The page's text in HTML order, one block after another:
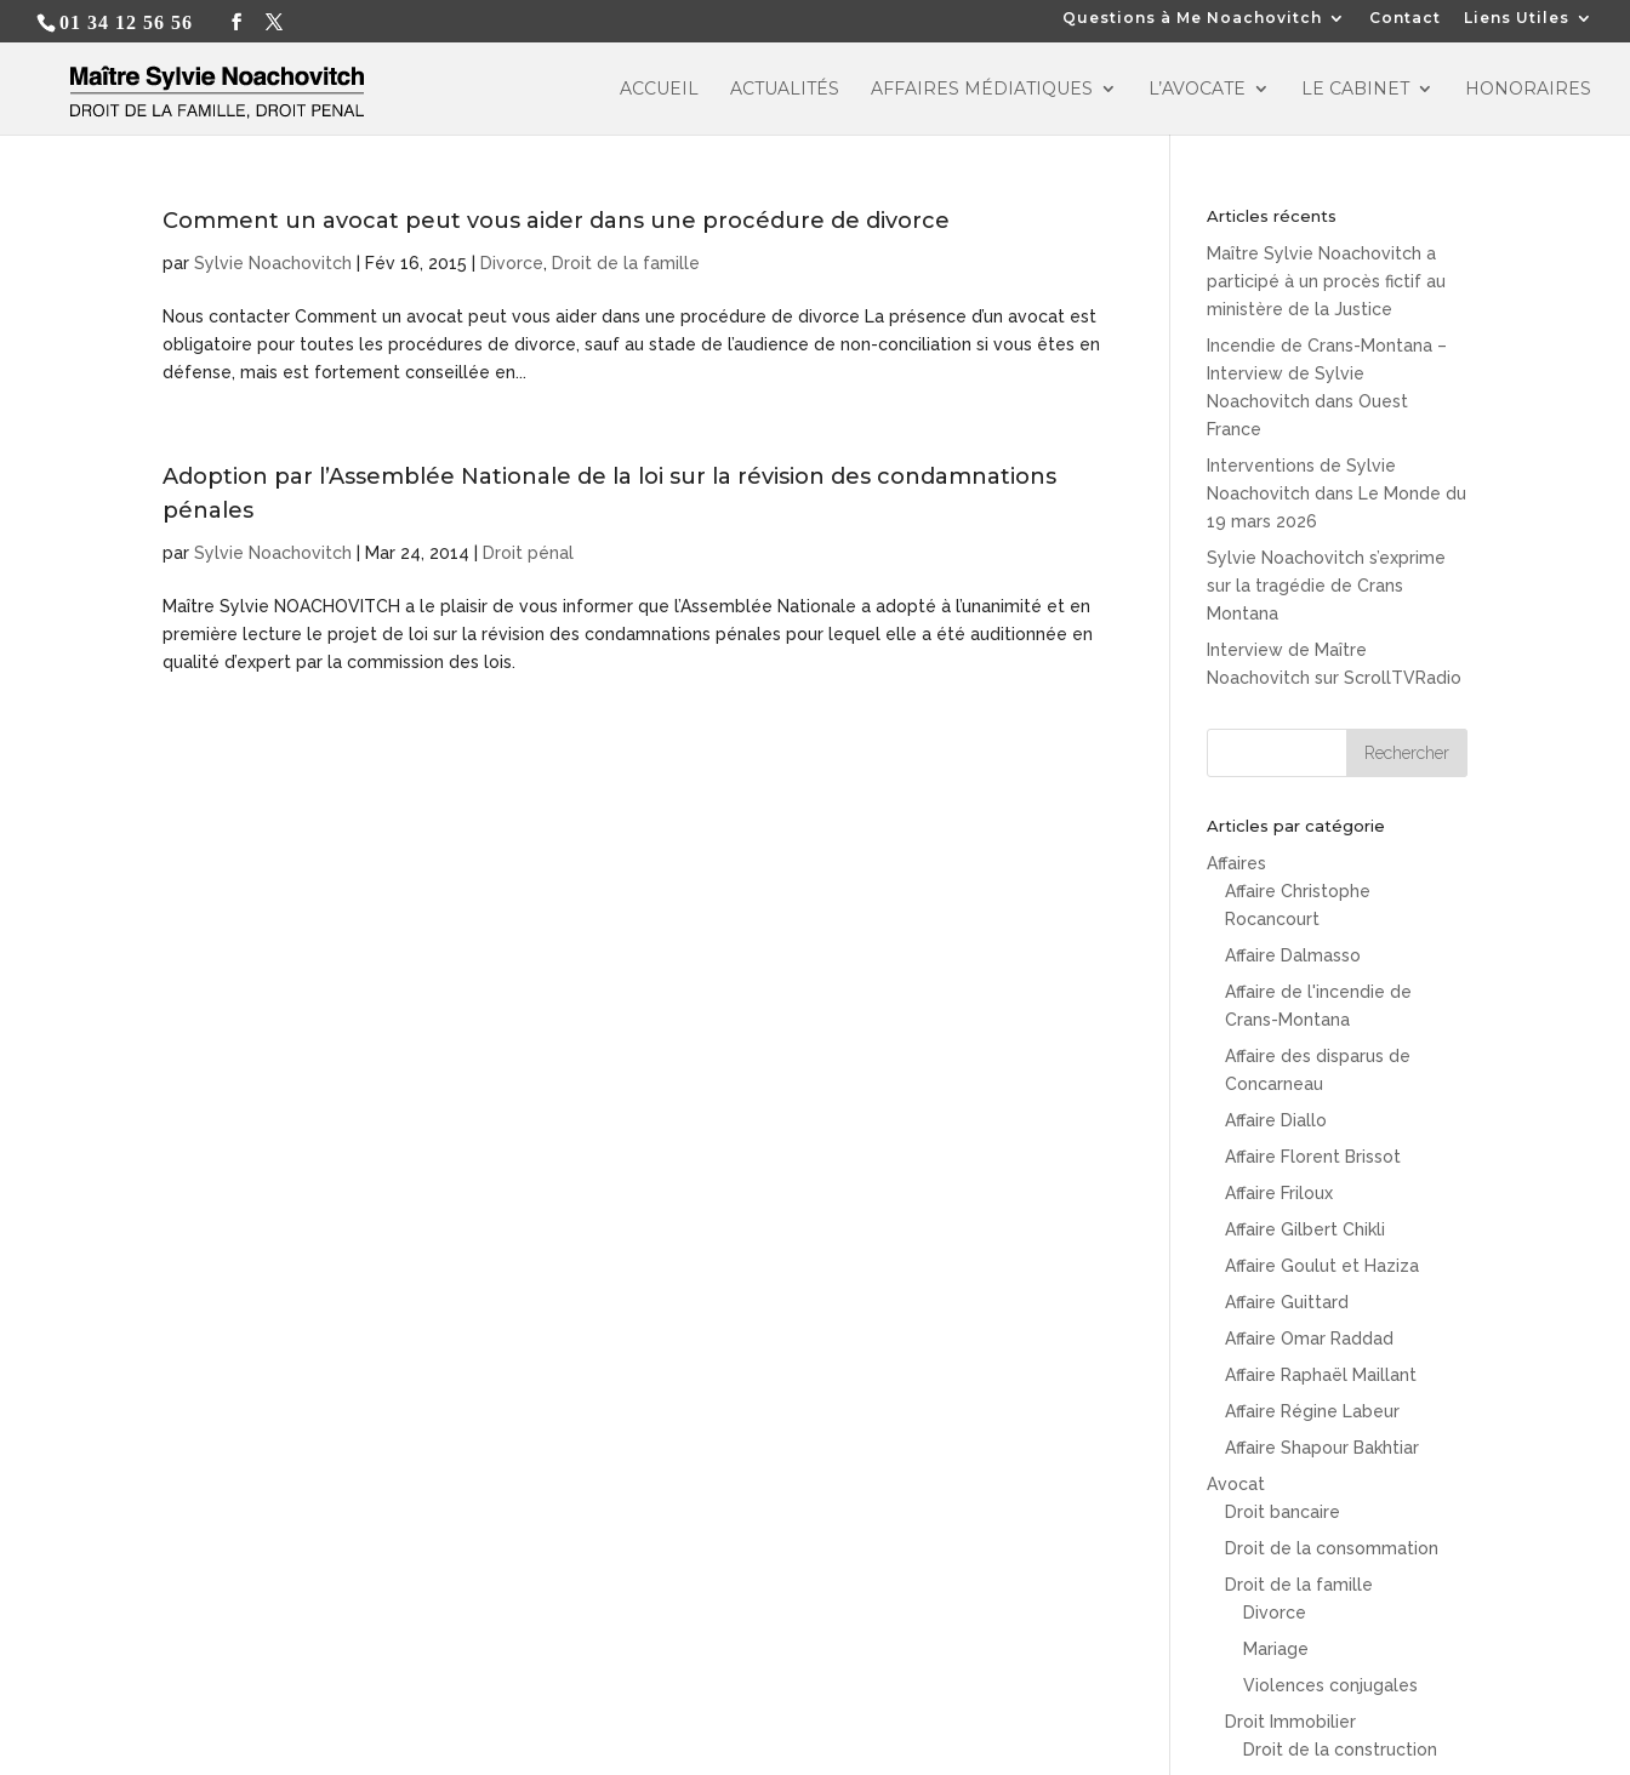
01 34 12 56 56 Questions à Me Noachovitch Contact Liens Utiles
ACCUEIL ACTUALITÉS AFFAIRES MÉDIATIQUES L’AVOCATE LE CABINET HONORAIRES
Comment un avocat peut vous aider dans une procédure de divorce
parSylvie Noachovitch Fév 16, 2015 Divorce, Droit de la famille
Nous contacter Comment un avocat peut vous aider dans une procédure de divorce La présence d’un avocat est
obligatoire pour toutes les procédures de divorce, sauf au stade de l’audience de non-conciliation si vous êtes en
défense, mais est fortement conseillée en...
Adoption par l’Assemblée Nationale de la loi sur la révision des condamnations
pénales
parSylvie Noachovitch Mar 24, 2014 Droit pénal
Maître Sylvie NOACHOVITCH a le plaisir de vous informer que l’Assemblée Nationale a adopté à l’unanimité et en
première lecture le projet de loi sur la révision des condamnations pénales pour lequel elle a été auditionnée en
qualité d’expert par la commission des lois.
Articles récents
Maître Sylvie Noachovitch a
participé à un procès fictif au
ministère de la Justice
Incendie de Crans-Montana –
Interview de Sylvie
Noachovitch dans Ouest
France
Interventions de Sylvie
Noachovitch dans Le Monde du
19 mars 2026
Sylvie Noachovitch s’exprime
sur la tragédie de Crans
Montana
Interview de Maître
Noachovitch sur ScrollTVRadio
Articles par catégorie
Affaires
Affaire Christophe
Rocancourt
Affaire Dalmasso
Affaire de l'incendie de
Crans-Montana
Affaire des disparus de
Concarneau
Affaire Diallo
Affaire Florent Brissot
Affaire Friloux
Affaire Gilbert Chikli
Affaire Goulut et Haziza
Affaire Guittard
Affaire Omar Raddad
Affaire Raphaël Maillant
Affaire Régine Labeur
Affaire Shapour Bakhtiar
Avocat
Droit bancaire
Droit de la consommation
Droit de la famille
Divorce
Mariage
Violences conjugales
Droit Immobilier
Droit de la construction